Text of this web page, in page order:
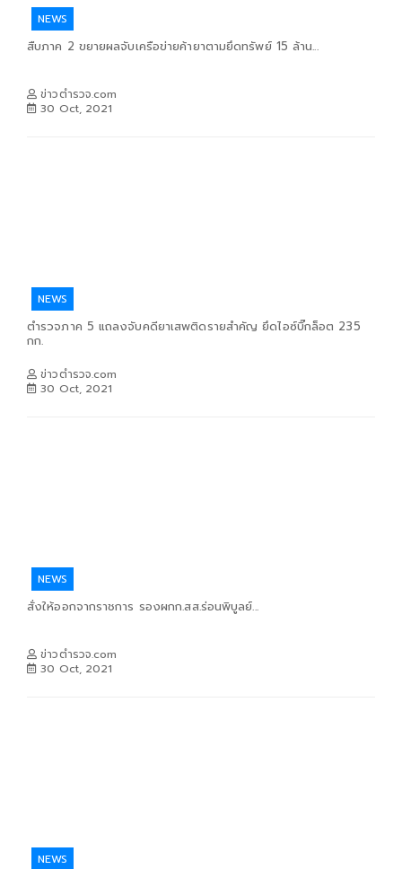
NEWS
สืบภาค 2 ขยายผลจับเครือข่ายค้ายาตามยึดทรัพย์ 15 ล้าน...
ข่าวตำรวจ.com
30 Oct, 2021
NEWS
ตำรวจภาค 5 แถลงจับคดียาเสพติดรายสำคัญ ยึดไอซ์บิ๊กล็อต 235
กก.
ข่าวตำรวจ.com
30 Oct, 2021
NEWS
สั่งให้ออกจากราชการ รองผกก.สส.ร่อนพิบูลย์...
ข่าวตำรวจ.com
30 Oct, 2021
NEWS